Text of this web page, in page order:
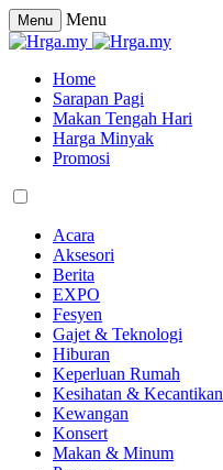
Menu Menu
Home
Sarapan Pagi
Makan Tengah Hari
Harga Minyak
Promosi
Acara
Aksesori
Berita
EXPO
Fesyen
Gajet & Teknologi
Hiburan
Keperluan Rumah
Kesihatan & Kecantikan
Kewangan
Konsert
Makan & Minum